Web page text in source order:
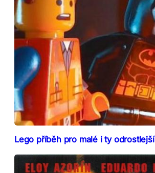
Lego příběh pro malé i ty odrostlejší